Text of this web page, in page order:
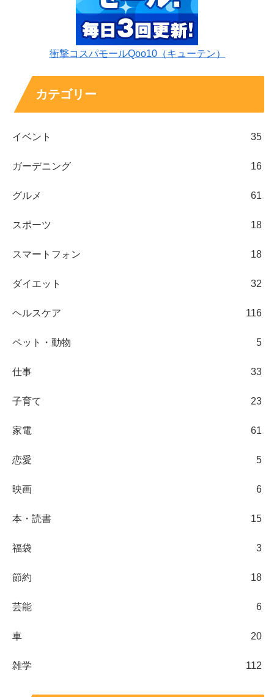
衝撃コスパモールQoo10（キューテン）
カテゴリー
イベント 35
ガーデニング 16
グルメ 61
スポーツ 18
スマートフォン 18
ダイエット 32
ヘルスケア 116
ペット・動物 5
仕事 33
子育て 23
家電 61
恋愛 5
映画 6
本・読書 15
福袋 3
節約 18
芸能 6
車 20
雑学 112